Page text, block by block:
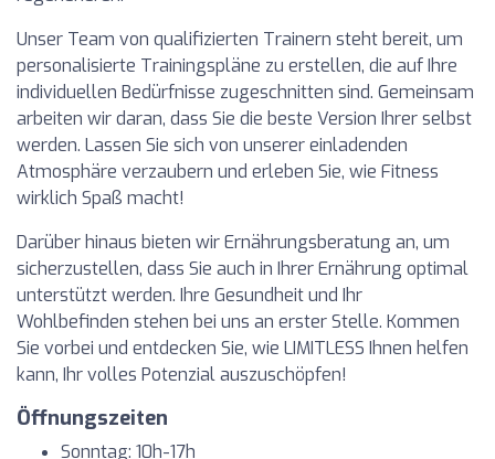
Unser Team von qualifizierten Trainern steht bereit, um
personalisierte Trainingspläne zu erstellen, die auf Ihre
individuellen Bedürfnisse zugeschnitten sind. Gemeinsam
arbeiten wir daran, dass Sie die beste Version Ihrer selbst
werden. Lassen Sie sich von unserer einladenden
Atmosphäre verzaubern und erleben Sie, wie Fitness
wirklich Spaß macht!
Darüber hinaus bieten wir Ernährungsberatung an, um
sicherzustellen, dass Sie auch in Ihrer Ernährung optimal
unterstützt werden. Ihre Gesundheit und Ihr
Wohlbefinden stehen bei uns an erster Stelle. Kommen
Sie vorbei und entdecken Sie, wie LIMITLESS Ihnen helfen
kann, Ihr volles Potenzial auszuschöpfen!
Öffnungszeiten
Sonntag: 10h-17h